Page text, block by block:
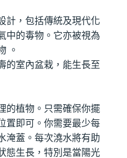
計，包括傳統及現代化
中的毒物。它亦被視為
。
的室內盆栽，能生長至
的植物。只需確保你擺
置即可。你需要最少每
淹蓋。每次澆水將有助
態生長，特別是當陽光